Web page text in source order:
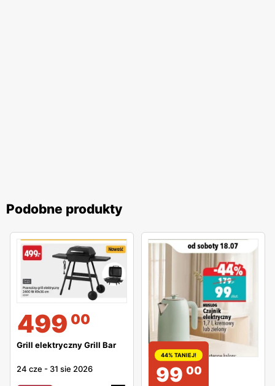
Podobne produkty
499 00
Grill elektryczny Grill Bar
24 cze - 31 sie 2026
44% TANIEJ!
99 00